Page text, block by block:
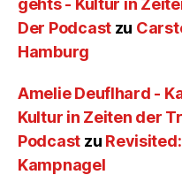
Der Podcast zu
Hamburg
Amelie Deuflhard -
Kultur in Zeiten der
Podcast zu
Kampnagel